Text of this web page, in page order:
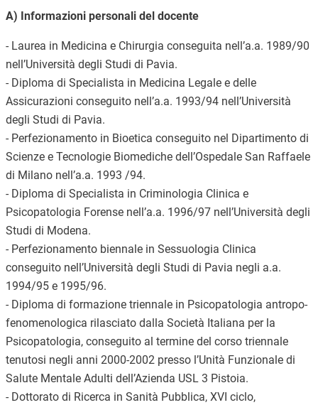
A) Informazioni personali del docente
- Laurea in Medicina e Chirurgia conseguita nell’a.a. 1989/90
nell’Università degli Studi di Pavia.
- Diploma di Specialista in Medicina Legale e delle
Assicurazioni conseguito nell’a.a. 1993/94 nell’Università
degli Studi di Pavia.
- Perfezionamento in Bioetica conseguito nel Dipartimento di
Scienze e Tecnologie Biomediche dell’Ospedale San Raffaele
di Milano nell’a.a. 1993 /94.
- Diploma di Specialista in Criminologia Clinica e
Psicopatologia Forense nell’a.a. 1996/97 nell’Università degli
Studi di Modena.
- Perfezionamento biennale in Sessuologia Clinica
conseguito nell’Università degli Studi di Pavia negli a.a.
1994/95 e 1995/96.
- Diploma di formazione triennale in Psicopatologia antropo-
fenomenologica rilasciato dalla Società Italiana per la
Psicopatologia, conseguito al termine del corso triennale
tenutosi negli anni 2000-2002 presso l’Unità Funzionale di
Salute Mentale Adulti dell’Azienda USL 3 Pistoia.
- Dottorato di Ricerca in Sanità Pubblica, XVI ciclo,